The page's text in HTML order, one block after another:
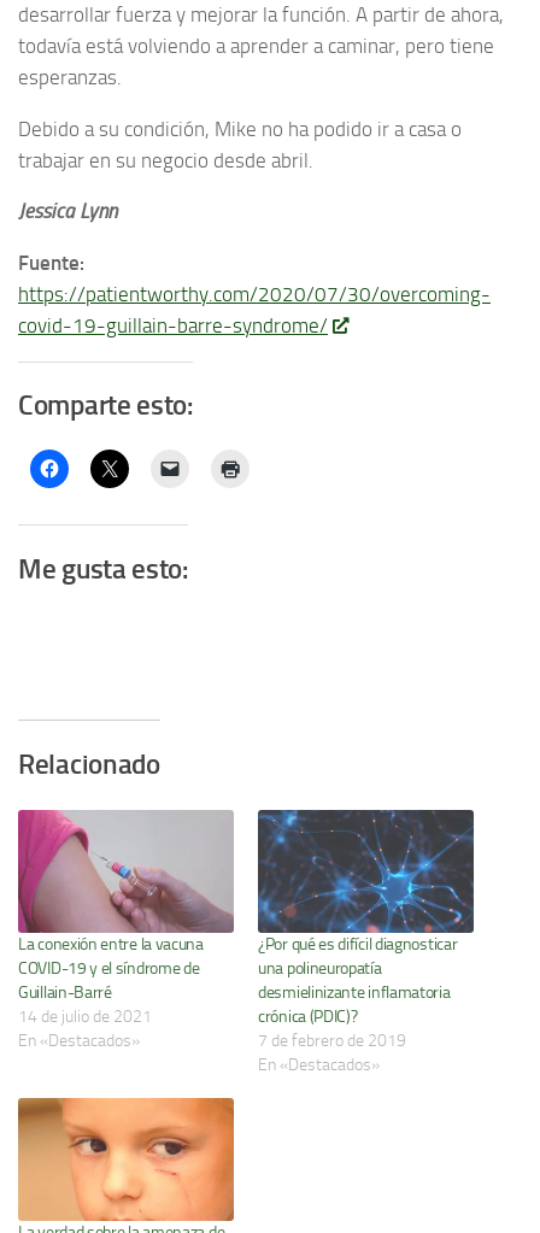
desarrollar fuerza y ​​mejorar la función. A partir de ahora,
todavía está volviendo a aprender a caminar, pero tiene
esperanzas.
Debido a su condición, Mike no ha podido ir a casa o
trabajar en su negocio desde abril.
Jessica Lynn
Fuente:
https://patientworthy.com/2020/07/30/overcoming-
covid-19-guillain-barre-syndrome/
Comparte esto:
Me gusta esto:
Relacionado
La conexión entre la vacuna
COVID-19 y el síndrome de
Guillain-Barré
14 de julio de 2021
En «Destacados»
¿Por qué es difícil diagnosticar
una polineuropatía
desmielinizante inflamatoria
crónica (PDIC)?
7 de febrero de 2019
En «Destacados»